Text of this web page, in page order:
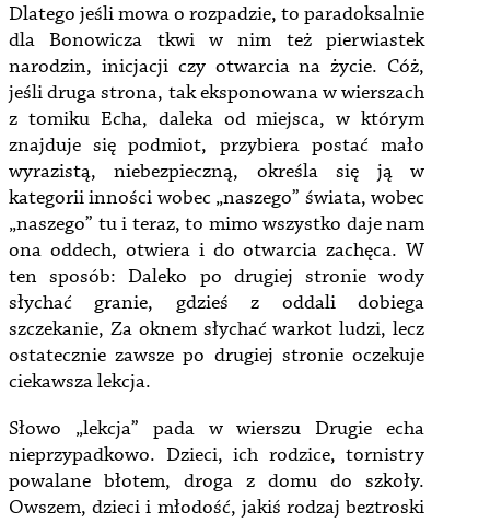
Dlatego jeśli mowa o rozpadzie, to paradoksalnie
dla Bonowicza tkwi w nim też pierwiastek
narodzin, inicjacji czy otwarcia na życie. Cóż,
jeśli druga strona, tak eksponowana w wierszach
z tomiku Echa, daleka od miejsca, w którym
znajduje się podmiot, przybiera postać mało
wyrazistą, niebezpieczną, określa się ją w
kategorii inności wobec „naszego” świata, wobec
„naszego” tu i teraz, to mimo wszystko daje nam
ona oddech, otwiera i do otwarcia zachęca. W
ten sposób: Daleko po drugiej stronie wody
słychać granie, gdzieś z oddali dobiega
szczekanie, Za oknem słychać warkot ludzi, lecz
ostatecznie zawsze po drugiej stronie oczekuje
ciekawsza lekcja.
Słowo „lekcja” pada w wierszu Drugie echa
nieprzypadkowo. Dzieci, ich rodzice, tornistry
powalane błotem, droga z domu do szkoły.
Owszem, dzieci i młodość, jakiś rodzaj beztroski